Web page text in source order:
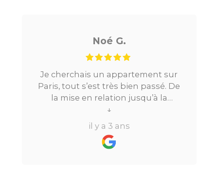
Noé G.
Je cherchais un appartement sur
Paris, tout s’est très bien passé. De
la mise en relation jusqu’à la
location. Le digital qui fait gagner
beaucoup de temps ne fait pas
perdre l’aspect humain ce qui est
vraiment bien ! Je recommande
↓
il y a 3 ans